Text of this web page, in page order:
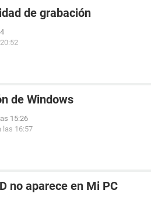
de grabación
de Windows
15:26
las 16:57
no aparece en Mi PC